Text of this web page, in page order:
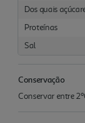
Dos quais
Proteínas
Sal
Conservação
Conservar entre